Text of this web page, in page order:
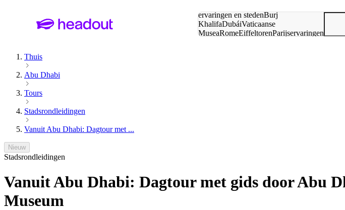
ervaringen en stedenBurj
KhalifaDubáiVaticaanse
MuseaRomeEiffeltorenParijservaringen
Thuis
Abu Dhabi
Tours
Stadsrondleidingen
Vanuit Abu Dhabi: Dagtour met ...
Nieuw
Stadsrondleidingen
Vanuit Abu Dhabi: Dagtour met gids door Abu
Museum